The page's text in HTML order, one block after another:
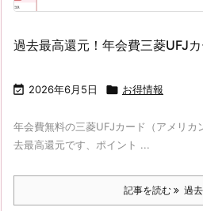
過去最高還元！年会費三菱UFJ
 2026年6月5日  お得情報
年会費無料の三菱UFJカード（アメリカ
去最高還元です、ポイント ...
記事を読む 過